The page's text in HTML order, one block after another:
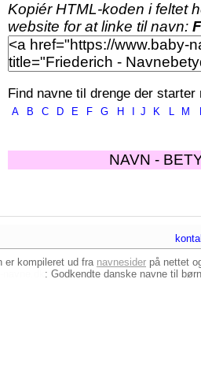
Kopiér HTML-koden i feltet
website for at linke til navn:
Find navne til drenge der starter
A B C D E F G H J K L M
NAVN -
er kompileret ud fra navnesider på nettet
: Godkendte danske navne til børn